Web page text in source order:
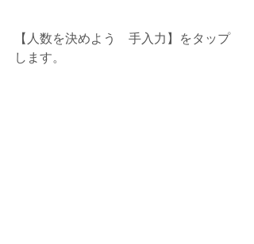
【人数を決めよう　手入力】をタップ
します。